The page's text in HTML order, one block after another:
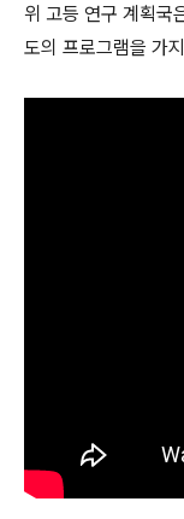
위 고등 연구 계획국
도의 프로그램을 가